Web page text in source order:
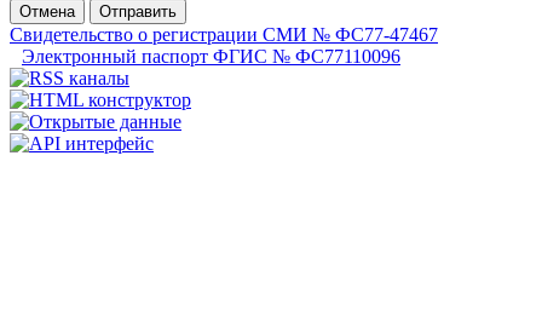
Отмена
Отправить
Свидетельство о регистрации СМИ № ФС77-47467
Электронный паспорт ФГИС № ФС77110096